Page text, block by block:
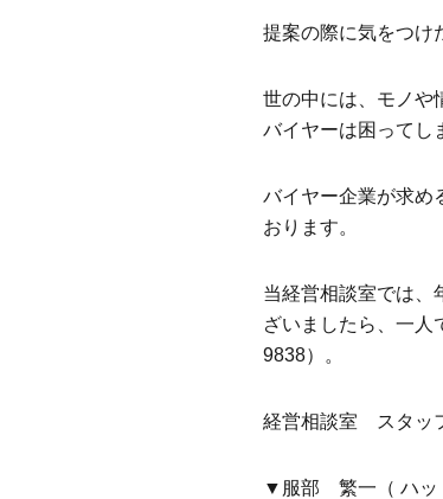
提案の際に気をつけ
世の中には、モノや
バイヤーは困ってし
バイヤー企業が求め
おります。
当経営相談室では、
ざいましたら、一人
9838）。
経営相談室 スタッ
▼服部 繁一（ ハッ